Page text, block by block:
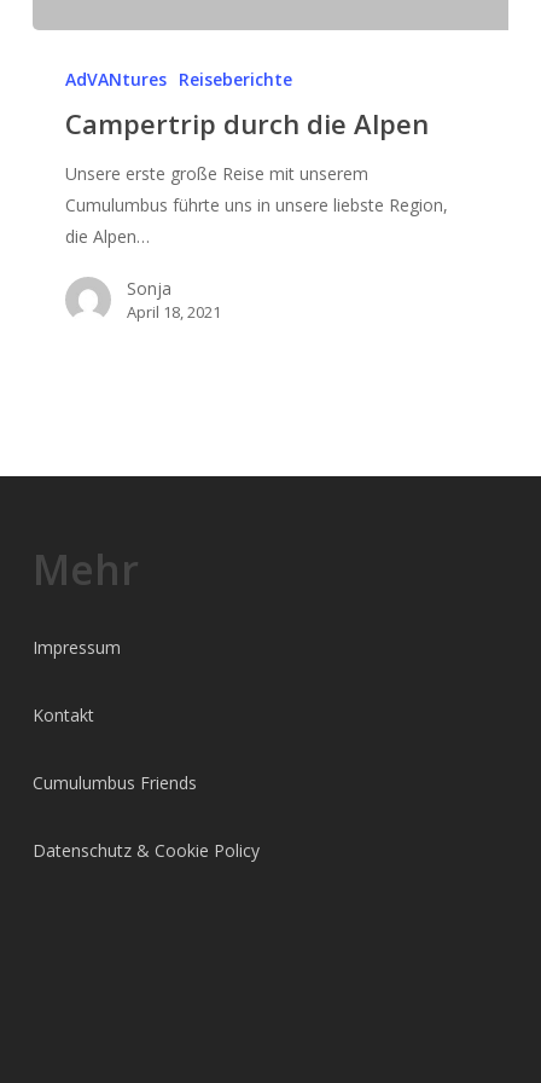
durch
Alpen
AdVANtures Reiseberichte
Campertrip durch die Alpen
Unsere erste große Reise mit unserem
Cumulumbus führte uns in unsere liebste Region,
die Alpen…
Sonja
April 18, 2021
Mehr
Impressum
Kontakt
Cumulumbus Friends
Datenschutz & Cookie Policy